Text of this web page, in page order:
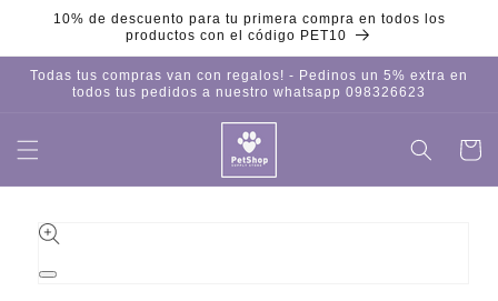
directamente
10% de descuento para tu primera compra en todos los
productos con el código PET10
Todas tus compras van con regalos! - Pedinos un 5% extra en
todos tus pedidos a nuestro whatsapp 098326623
Iniciar
sesión
Carrito
directamente
a la
del producto
Abrir